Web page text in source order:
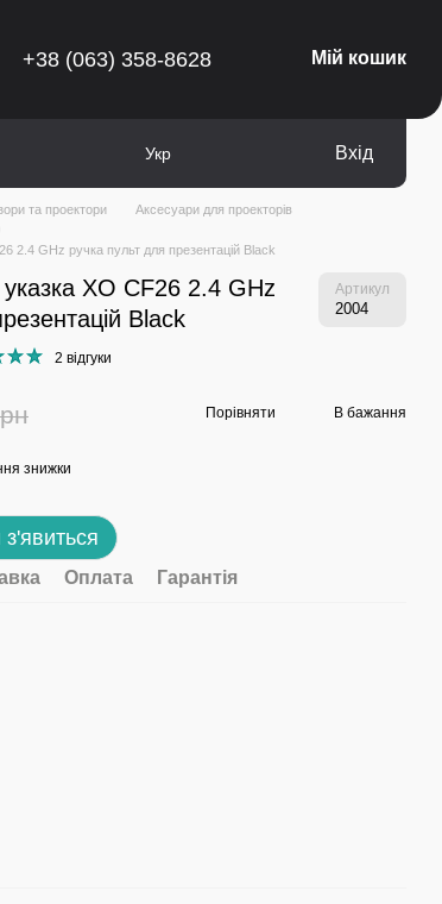
+38 (063) 358-8628 Мій кошик
Укр Вхід
та проектори
Аксесуари для проекторів
2.4 GHz ручка пульт для презентацій Black
XO CF26 2.4 GHz
Black
Артикул
2004
2 відгуки
Порівняти В бажання
знижки
Оплата Гарантія